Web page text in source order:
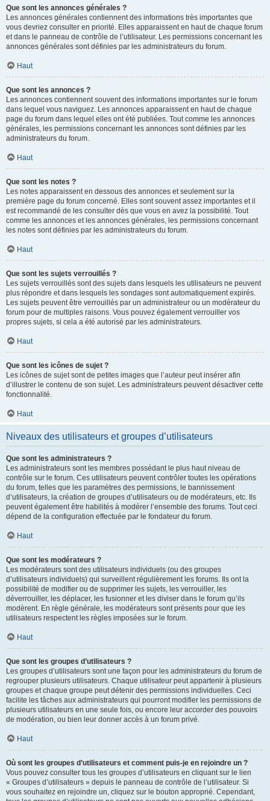
Que sont les annonces générales ?
Les annonces générales contiennent des informations très importantes que
vous devriez consulter en priorité. Elles apparaissent en haut de chaque forum
et dans le panneau de contrôle de l’utilisateur. Les permissions concernant les
annonces générales sont définies par les administrateurs du forum.
Haut
Que sont les annonces ?
Les annonces contiennent souvent des informations importantes sur le forum
dans lequel vous naviguez. Les annonces apparaissent en haut de chaque
page du forum dans lequel elles ont été publiées. Tout comme les annonces
générales, les permissions concernant les annonces sont définies par les
administrateurs du forum.
Haut
Que sont les notes ?
Les notes apparaissent en dessous des annonces et seulement sur la
première page du forum concerné. Elles sont souvent assez importantes et il
est recommandé de les consulter dès que vous en avez la possibilité. Tout
comme les annonces et les annonces générales, les permissions concernant
les notes sont définies par les administrateurs du forum.
Haut
Que sont les sujets verrouillés ?
Les sujets verrouillés sont des sujets dans lesquels les utilisateurs ne peuvent
plus répondre et dans lesquels les sondages sont automatiquement expirés.
Les sujets peuvent être verrouillés par un administrateur ou un modérateur du
forum pour de multiples raisons. Vous pouvez également verrouiller vos
propres sujets, si cela a été autorisé par les administrateurs.
Haut
Que sont les icônes de sujet ?
Les icônes de sujet sont de petites images que l’auteur peut insérer afin
d’illustrer le contenu de son sujet. Les administrateurs peuvent désactiver cette
fonctionnalité.
Haut
Niveaux des utilisateurs et groupes d’utilisateurs
Que sont les administrateurs ?
Les administrateurs sont les membres possédant le plus haut niveau de
contrôle sur le forum. Ces utilisateurs peuvent contrôler toutes les opérations
du forum, telles que les paramètres des permissions, le bannissement
d’utilisateurs, la création de groupes d’utilisateurs ou de modérateurs, etc. Ils
peuvent également être habilités à modérer l’ensemble des forums. Tout ceci
dépend de la configuration effectuée par le fondateur du forum.
Haut
Que sont les modérateurs ?
Les modérateurs sont des utilisateurs individuels (ou des groupes
d’utilisateurs individuels) qui surveillent régulièrement les forums. Ils ont la
possibilité de modifier ou de supprimer les sujets, les verrouiller, les
déverrouiller, les déplacer, les fusionner et les diviser dans le forum qu’ils
modèrent. En règle générale, les modérateurs sont présents pour que les
utilisateurs respectent les règles imposées sur le forum.
Haut
Que sont les groupes d’utilisateurs ?
Les groupes d’utilisateurs sont une façon pour les administrateurs du forum de
regrouper plusieurs utilisateurs. Chaque utilisateur peut appartenir à plusieurs
groupes et chaque groupe peut détenir des permissions individuelles. Ceci
facilite les tâches aux administrateurs qui pourront modifier les permissions de
plusieurs utilisateurs en une seule fois, ou encore leur accorder des pouvoirs
de modération, ou bien leur donner accès à un forum privé.
Haut
Où sont les groupes d’utilisateurs et comment puis-je en rejoindre un ?
Vous pouvez consulter tous les groupes d’utilisateurs en cliquant sur le lien
« Groupes d’utilisateurs » depuis le panneau de contrôle de l’utilisateur. Si
vous souhaitez en rejoindre un, cliquez sur le bouton approprié. Cependant,